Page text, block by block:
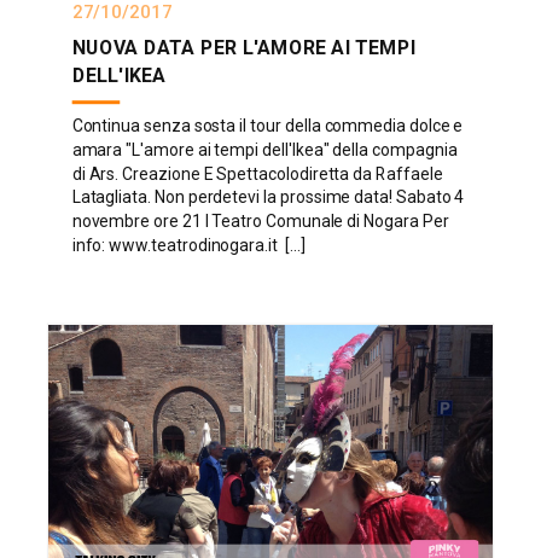
27/10/2017
NUOVA DATA PER L'AMORE AI TEMPI
DELL'IKEA
Continua senza sosta il tour della commedia dolce e
amara "L'amore ai tempi dell'Ikea" della compagnia
di Ars. Creazione E Spettacolodiretta da Raffaele
Latagliata. Non perdetevi la prossime data! Sabato 4
novembre ore 21 l Teatro Comunale di Nogara Per
info: www.teatrodinogara.it [...]